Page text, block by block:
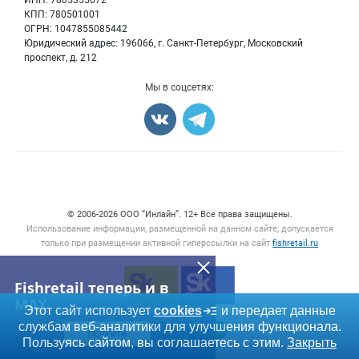
Fishretail теперь и в
MAX
ПЕРЕЙТИ
КПП: 780501001
ОГРН: 1047855085442
Юридический адрес: 196066, г. Санкт-Петербург, Московский
проспект, д. 212
Блог
Мы в соцсетях:
© 2006‑2026 ООО “Инлайн”. 12+ Все права защищены.
Использование информации, размещенной на данном сайте, допускается
только при размещении активной гиперссылки на сайт fishretail.ru
Этот сайт использует cookies
и передает данные
службам веб-аналитики для улучшения функционала.
Пользуясь сайтом, вы соглашаетесь с этим. Закрыть